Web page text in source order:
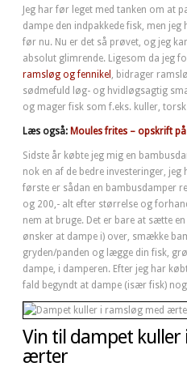
Jeg har før leget med tanken om at
dampe den indpakkede fisk, men
før nu. Nu er det så prøvet, og jeg
absolut glimrende. Ligesom da jeg
ramsløg og fennikel , bidrager
sødmefuld løg- og hvidløgsagtig
og mager fisk som f.eks. kuller,
Læs også: Moules frites – opskrift
Sidste år købte jeg mig en
nok en af de bedre investeringer,
første er sådan en bambusdamper
og 200,- alt efter størrelse og
nem at bruge. Det er bare at sætte
ønsker at dampe i) over, smække
gryden/panden og lægge din fisk,
dampe, i damperen. Efter jeg har
fald begyndt at dampe (især fisk)
Vin til dampet kuller
ærter